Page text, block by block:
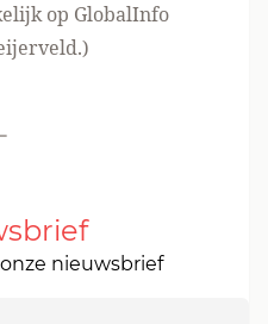
op GlobalInfo
nieuwsbrief